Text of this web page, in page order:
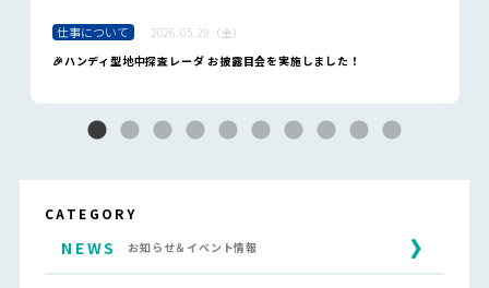
CATEGORY
NEWS お知らせ＆イベント情報
仕事について
2026.05.29（金）
🎉ハンディ型地中探査レーダ お披露目会を実施しました！